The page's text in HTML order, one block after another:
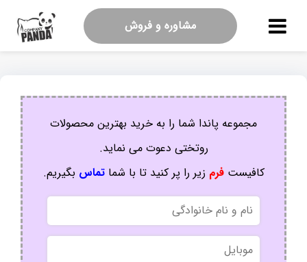
مشاوره و فروش
مجموعه پاندا شما را به خرید بهترین محصولات
روتختی دعوت می نماید.
کافیستفرم زیر را پر کنید تا با شماتماس بگیریم.
نام
و
نام
خانوادگی
موبایل